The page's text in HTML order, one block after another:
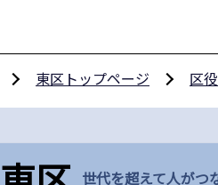
東区トップページ 区
世代を超えて人が